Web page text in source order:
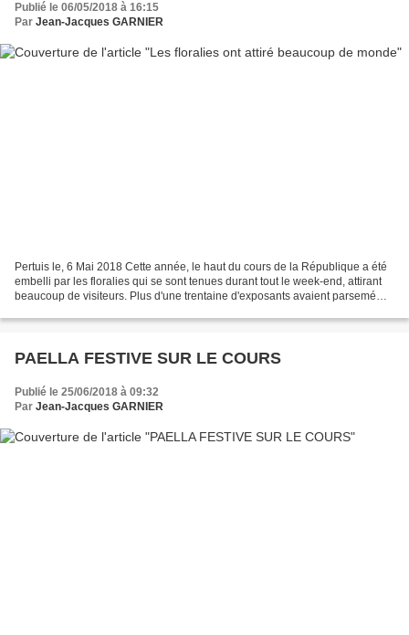
Publié le 06/05/2018 à 16:15
Par Jean-Jacques GARNIER
Pertuis le, 6 Mai 2018 Cette année, le haut du cours de la République a été
embelli par les floralies qui se sont tenues durant tout le week-end, attirant
beaucoup de visiteurs. Plus d'une trentaine d'exposants avaient parsemé
PAELLA FESTIVE SUR LE COURS
Publié le 25/06/2018 à 09:32
Par Jean-Jacques GARNIER